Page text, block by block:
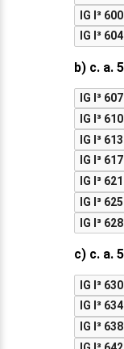
IG I³ 600
IG I³ 604
b) c. a.
IG I³ 607
IG I³
IG I³ 613
IG I³ 617
IG I³ 621
IG I³ 625
IG I³ 628
c) c. a.
IG I³ 630
IG I³ 634
IG I³ 638